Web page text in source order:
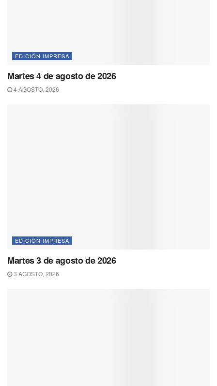
EDICIÓN IMPRESA
Martes 4 de agosto de 2026
4 AGOSTO, 2026
EDICIÓN IMPRESA
Martes 3 de agosto de 2026
3 AGOSTO, 2026